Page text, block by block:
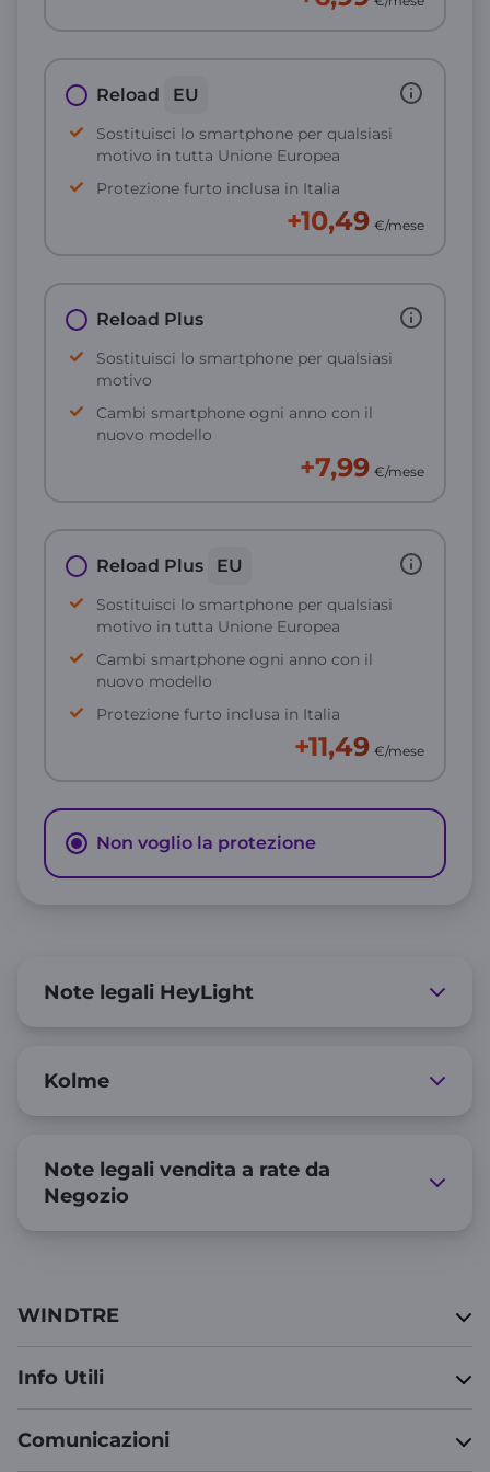
Reload EU
Sostituisci lo smartphone per qualsiasi
motivo in tutta Unione Europea
Protezione furto inclusa in Italia
+10,49 €/mese
Reload Plus
Sostituisci lo smartphone per qualsiasi
motivo
Cambi smartphone ogni anno con il
nuovo modello
+7,99 €/mese
Reload Plus EU
Sostituisci lo smartphone per qualsiasi
motivo in tutta Unione Europea
Cambi smartphone ogni anno con il
nuovo modello
Protezione furto inclusa in Italia
+11,49 €/mese
Non voglio la protezione
Note legali HeyLight
Kolme
Note legali vendita a rate da
Negozio
WINDTRE
Info Utili
Comunicazioni